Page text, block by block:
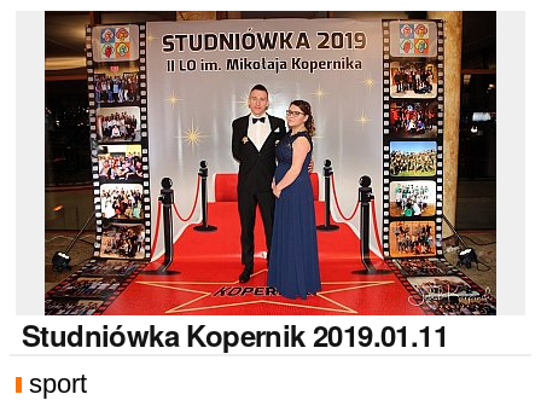
StudniówkaKopernik 2019.01.11
sport